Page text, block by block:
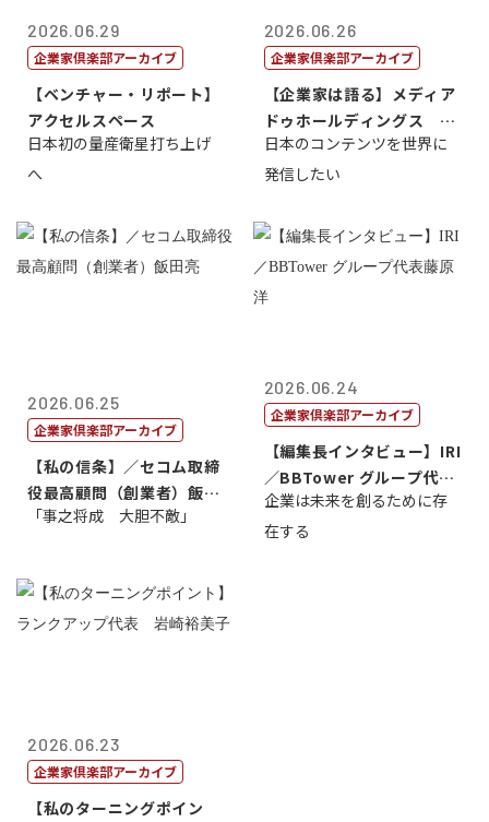
2026.06.29
企業家倶楽部アーカイブ
【ベンチャー・リポート】
アクセルスペース
日本初の量産衛星打ち上げ
へ
2026.06.26
企業家倶楽部アーカイブ
【企業家は語る】メディア
ドゥホールディングス 代
表取締役社長...
日本のコンテンツを世界に
発信したい
2026.06.25
企業家倶楽部アーカイブ
【私の信条】／セコム取締
役最高顧問（創業者）飯田
亮
「事之将成 大胆不敵」
2026.06.24
企業家倶楽部アーカイブ
【編集長インタビュー】IRI
／BBTower グループ代表
藤...
企業は未来を創るために存
在する
2026.06.23
企業家倶楽部アーカイブ
【私のターニングポイン